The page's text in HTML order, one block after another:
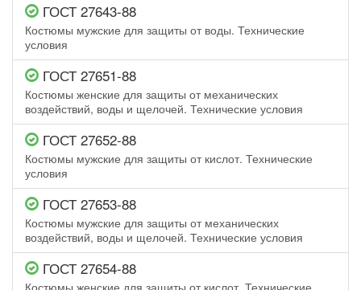
ГОСТ 27643-88
Костюмы мужские для защиты от воды. Технические
условия
ГОСТ 27651-88
Костюмы женские для защиты от механических
воздействий, воды и щелочей. Технические условия
ГОСТ 27652-88
Костюмы мужские для защиты от кислот. Технические
условия
ГОСТ 27653-88
Костюмы мужские для защиты от механических
воздействий, воды и щелочей. Технические условия
ГОСТ 27654-88
Костюмы женские для защиты от кислот. Технические